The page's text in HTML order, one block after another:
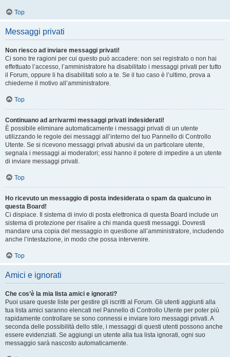
Top
Messaggi privati
Non riesco ad inviare messaggi privati!
Ci sono tre ragioni per cui questo può accadere: non sei registrato o non hai
effettuato l’accesso, l’amministratore ha disabilitato i messaggi privati per tutto
il Forum, oppure li ha disabilitati solo a te. Se il tuo caso è l’ultimo, prova a
chiederne il motivo all’amministratore.
Top
Continuano ad arrivarmi messaggi privati indesiderati!
È possibile eliminare automaticamente i messaggi privati ​​di un utente
utilizzando le regole dei messaggi all’interno del tuo Pannello di Controllo
Utente. Se si ricevono messaggi privati ​​abusivi da un particolare utente,
segnala i messaggi ai moderatori; essi hanno il potere di impedire a un utente
di inviare messaggi privati​​.
Top
Ho ricevuto un messaggio di posta indesiderata o spam da qualcuno in
questa Board!
Ci dispiace. Il sistema di invio di posta elettronica di questa Board include un
sistema di protezione per risalire a chi manda questi messaggi. Dovresti
mandare una copia del messaggio in questione all’amministratore, includendo
anche l’intestazione, in modo che possa intervenire.
Top
Amici e ignorati
Che cos’è la mia lista amici e ignorati?
Puoi usare queste liste per gestire gli iscritti al Forum. Gli utenti aggiunti alla
tua lista amici saranno elencati nel Pannello di Controllo Utente per poter più
rapidamente controllare se sono connessi e inviare loro messaggi privati. A
seconda delle possibilità dello stile, i messaggi di questi utenti possono anche
essere evidenziati. Se aggiungi un utente alla tua lista ignorati, ogni suo
messaggio sarà nascosto automaticamente.